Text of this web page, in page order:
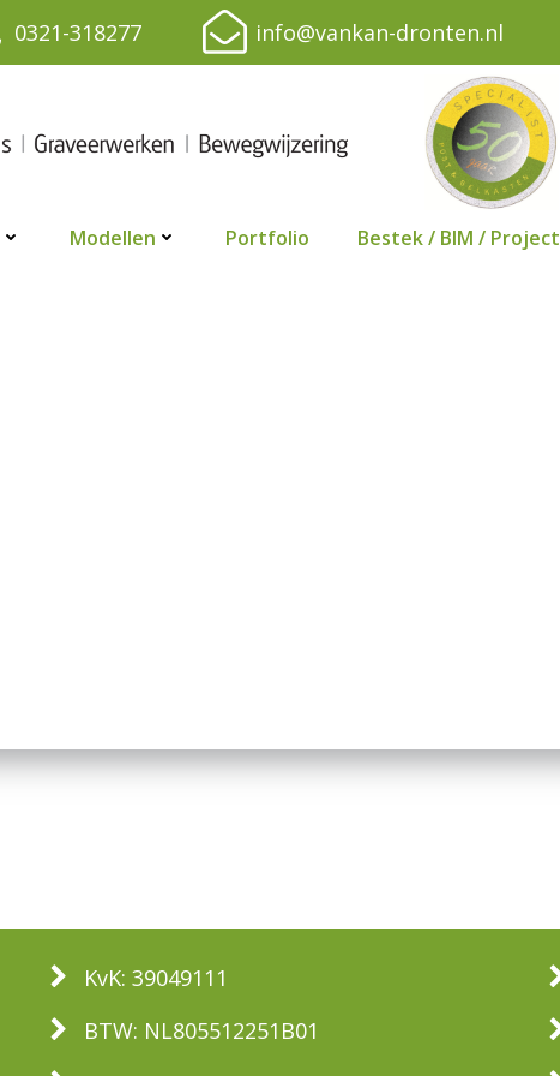
0321-318277 info@vankan-dronten.nl
Modellen Portfolio Bestek / BIM / Project
KvK: 39049111
BTW: NL805512251B01